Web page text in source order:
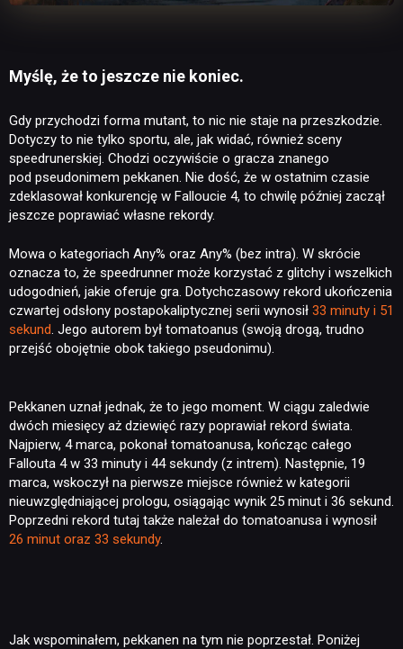
Myślę, że to jeszcze nie koniec.
Gdy przychodzi forma mutant, to nic nie staje na przeszkodzie.
Dotyczy to nie tylko sportu, ale, jak widać, również sceny
speedrunerskiej. Chodzi oczywiście o gracza znanego
pod pseudonimem pekkanen. Nie dość, że w ostatnim czasie
zdeklasował konkurencję w Falloucie 4, to chwilę później zaczął
jeszcze poprawiać własne rekordy.
Mowa o kategoriach Any% oraz Any% (bez intra). W skrócie
oznacza to, że speedrunner może korzystać z glitchy i wszelkich
udogodnień, jakie oferuje gra. Dotychczasowy rekord ukończenia
czwartej odsłony postapokaliptycznej serii wynosił 33 minuty i 51
sekund. Jego autorem był tomatoanus (swoją drogą, trudno
przejść obojętnie obok takiego pseudonimu).
Pekkanen uznał jednak, że to jego moment. W ciągu zaledwie
dwóch miesięcy aż dziewięć razy poprawiał rekord świata.
Najpierw, 4 marca, pokonał tomatoanusa, kończąc całego
Fallouta 4 w 33 minuty i 44 sekundy (z intrem). Następnie, 19
marca, wskoczył na pierwsze miejsce również w kategorii
nieuwzględniającej prologu, osiągając wynik 25 minut i 36 sekund.
Poprzedni rekord tutaj także należał do tomatoanusa i wynosił
26 minut oraz 33 sekundy.
Jak wspominałem, pekkanen na tym nie poprzestał. Poniżej